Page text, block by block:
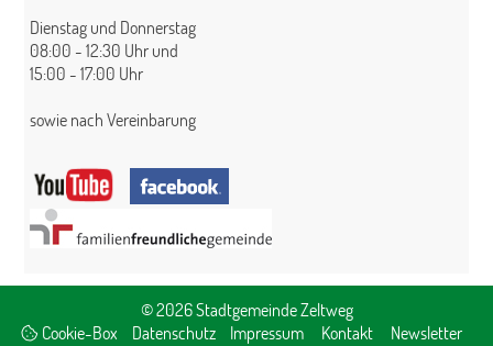
Dienstag und Donnerstag
08:00 - 12:30 Uhr und
15:00 - 17:00 Uhr
sowie nach Vereinbarung
© 2026 Stadtgemeinde Zeltweg
Cookie-Box
Datenschutz Impressum Kontakt
Newsletter